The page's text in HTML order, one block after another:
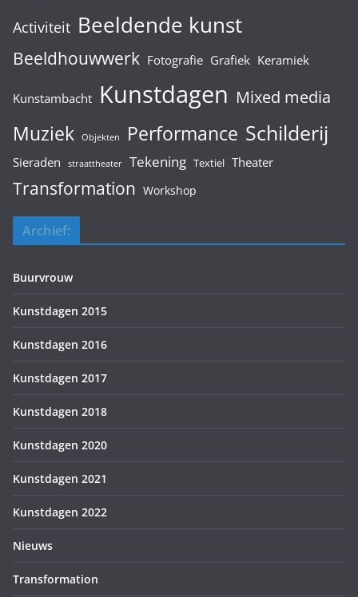
Activiteit Beeldende kunst
Beeldhouwwerk Fotografie Grafiek Keramiek
Kunstambacht Kunstdagen Mixed media
Muziek Objekten Performance Schilderij
Sieraden straattheater Tekening Textiel Theater
Transformation Workshop
Archief:
Buurvrouw
Kunstdagen 2015
Kunstdagen 2016
Kunstdagen 2017
Kunstdagen 2018
Kunstdagen 2020
Kunstdagen 2021
Kunstdagen 2022
Nieuws
Transformation